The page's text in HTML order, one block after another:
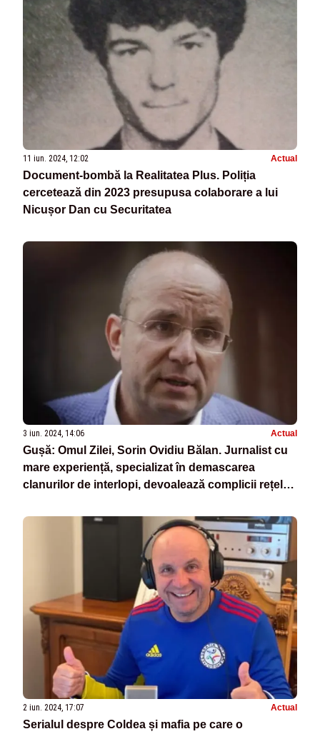
11 iun. 2024, 12:02 Actual
Document-bombă la Realitatea Plus. Poliția
cercetează din 2023 presupusa colaborare a lui
Nicușor Dan cu Securitatea
3 iun. 2024, 14:06 Actual
Gușă: Omul Zilei, Sorin Ovidiu Bălan. Jurnalist cu
mare experiență, specializat în demascarea
clanurilor de interlopi, devoalează complicii rețelei
2 iun. 2024, 17:07 Actual
Serialul despre Coldea și mafia pe care o